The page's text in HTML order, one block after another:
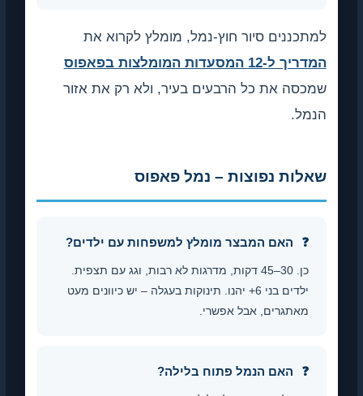
סיור חוץ-נמל, מומלץ לקרוא את
את כל הרבעים בעיר, ולא רק את אזור
נפוצות – נמל פאפוס
האם המבצר מומלץ למשפחות עם ילדים?
כן. 30–45 דקות, מדרגות לא רבות, וגג עם תצפית.
ילדים בני 6+ יהנו. תינוקות בעגלה – יש כיוונים מעט
אבל אפשרי.
האם הנמל פתוח בלילה?